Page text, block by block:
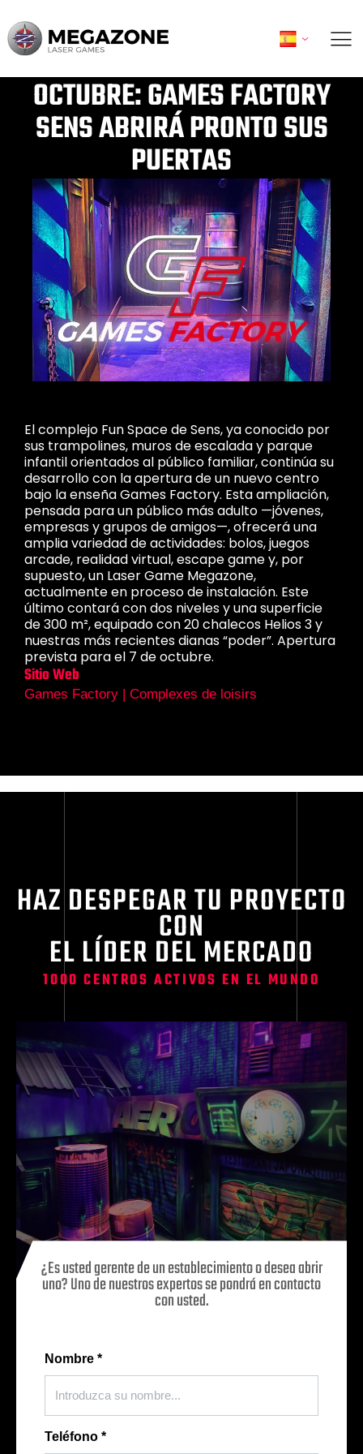
contenido
OCTUBRE: GAMES FACTORY
SENS ABRIRÁ PRONTO SUS
PUERTAS
El complejo Fun Space de Sens, ya conocido por
sus trampolines, muros de escalada y parque
infantil orientados al público familiar, continúa su
desarrollo con la apertura de un nuevo centro
bajo la enseña Games Factory. Esta ampliación,
pensada para un público más adulto —jóvenes,
empresas y grupos de amigos—, ofrecerá una
amplia variedad de actividades: bolos, juegos
arcade, realidad virtual, escape game y, por
supuesto, un Laser Game Megazone,
actualmente en proceso de instalación. Este
último contará con dos niveles y una superficie
de 300 m², equipado con 20 chalecos Helios 3 y
nuestras más recientes dianas “poder”. Apertura
prevista para el 7 de octubre.
Sitio Web
Games Factory | Complexes de loisirs
HAZ DESPEGAR TU PROYECTO
CON
EL LÍDER DEL MERCADO
1000 CENTROS ACTIVOS EN EL MUNDO
¿Es usted gerente de un establecimiento o desea abrir
uno? Uno de nuestros expertos se pondrá en contacto
con usted.
Nombre *
Teléfono *